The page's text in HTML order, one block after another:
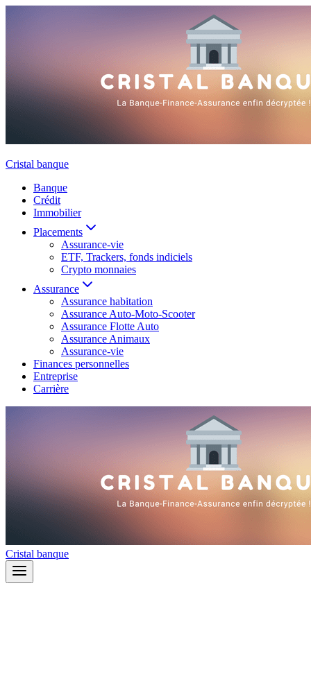
Cristal banque
Banque
Crédit
Immobilier
Placements
Assurance-vie
ETF, Trackers, fonds indiciels
Crypto monnaies
Assurance
Assurance habitation
Assurance Auto-Moto-Scooter
Assurance Flotte Auto
Assurance Animaux
Assurance-vie
Finances personnelles
Entreprise
Carrière
Cristal banque